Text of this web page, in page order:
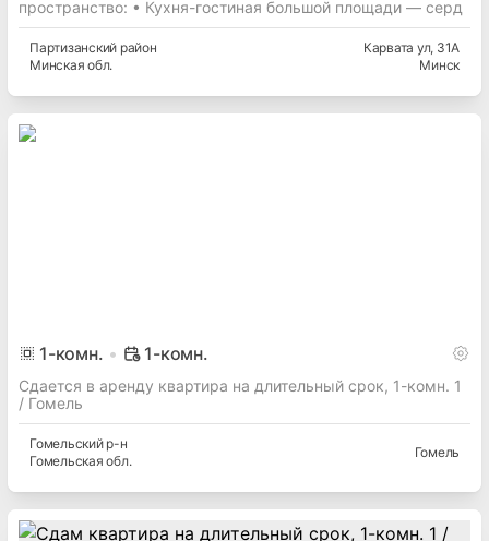
пространство: • Кухня-гостиная большой площади — серд
Партизанский район
Минская обл.
Карвата ул, 31А
Минск
1-комн. 1-комн.
Сдается в аренду квартира на длительный срок, 1-комн. 1
/ Гомель
Гомельскийр-н
Гомельская обл.
Гомель